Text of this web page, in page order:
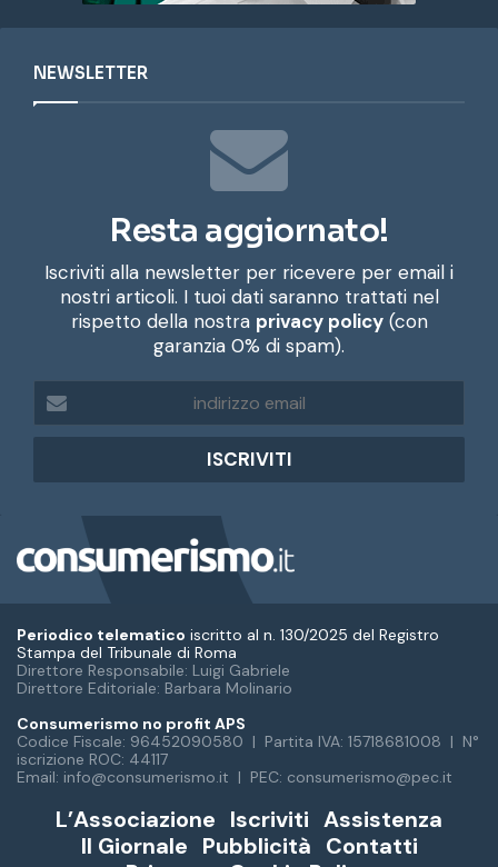
NEWSLETTER
Resta aggiornato!
Iscriviti alla newsletter per ricevere per email i
nostri articoli. I tuoi dati saranno trattati nel
rispetto della nostra privacy policy(con
garanzia 0% di spam).
d
r
z
o
e
m
a
i
Periodico telematico iscritto al n. 130/2025 del Registro
Stampa del Tribunale di Roma
Direttore Responsabile: Luigi Gabriele
Direttore Editoriale: Barbara Molinario
Consumerismo no profit APS
Codice Fiscale: 96452090580 | Partita IVA: 15718681008 | N°
iscrizione ROC: 44117
Email: info@consumerismo.it | PEC: consumerismo@pec.it
L’Associazione Iscriviti Assistenza
Il Giornale Pubblicità Contatti